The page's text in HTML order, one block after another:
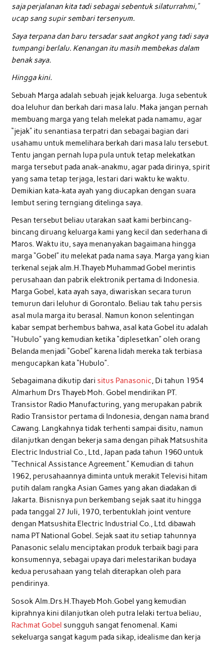
saja perjalanan kita tadi sebagai sebentuk silaturrahmi,”
ucap sang supir sembari tersenyum.
Saya terpana dan baru tersadar saat angkot yang tadi saya
tumpangi berlalu. Kenangan itu masih membekas dalam
benak saya.
Hingga kini.
Sebuah Marga adalah sebuah jejak keluarga. Juga sebentuk
doa leluhur dan berkah dari masa lalu. Maka jangan pernah
membuang marga yang telah melekat pada namamu, agar
“jejak” itu senantiasa terpatri dan sebagai bagian dari
usahamu untuk memelihara berkah dari masa lalu tersebut.
Tentu jangan pernah lupa pula untuk tetap melekatkan
marga tersebut pada anak-anakmu, agar pada dirinya, spirit
yang sama tetap terjaga, lestari dari waktu ke waktu.
Demikian kata-kata ayah yang diucapkan dengan suara
lembut sering terngiang ditelinga saya.
Pesan tersebut beliau utarakan saat kami berbincang-
bincang diruang keluarga kami yang kecil dan sederhana di
Maros. Waktu itu, saya menanyakan bagaimana hingga
marga “Gobel” itu melekat pada nama saya. Marga yang kian
terkenal sejak alm.H.Thayeb Muhammad Gobel merintis
perusahaan dan pabrik elektronik pertama di Indonesia.
Marga Gobel, kata ayah saya, diwariskan secara turun
temurun dari leluhur di Gorontalo. Beliau tak tahu persis
asal mula marga itu berasal. Namun konon selentingan
kabar sempat berhembus bahwa, asal kata Gobel itu adalah
“Hubulo” yang kemudian ketika “diplesetkan” oleh orang
Belanda menjadi “Gobel” karena lidah mereka tak terbiasa
mengucapkan kata “Hubulo”.
Sebagaimana dikutip dari situs Panasonic, Di tahun 1954
Almarhum Drs Thayeb Moh. Gobel mendirikan PT.
Transistor Radio Manufacturing, yang merupakan pabrik
Radio Transistor pertama di Indonesia, dengan nama brand
Cawang. Langkahnya tidak terhenti sampai disitu, namun
dilanjutkan dengan bekerja sama dengan pihak Matsushita
Electric Industrial Co., Ltd., Japan pada tahun 1960 untuk
“Technical Assistance Agreement.” Kemudian di tahun
1962, perusahaannya diminta untuk merakit Televisi hitam
putih dalam rangka Asian Games yang akan diadakan di
Jakarta. Bisnisnya pun berkembang sejak saat itu hingga
pada tanggal 27 Juli, 1970, terbentuklah joint venture
dengan Matsushita Electric Industrial Co., Ltd. dibawah
nama PT National Gobel. Sejak saat itu setiap tahunnya
Panasonic selalu menciptakan produk terbaik bagi para
konsumennya, sebagai upaya dari melestarikan budaya
kedua perusahaan yang telah diterapkan oleh para
pendirinya.
Sosok Alm.Drs.H.Thayeb Moh.Gobel yang kemudian
kiprahnya kini dilanjutkan oleh putra lelaki tertua beliau,
Rachmat Gobel sungguh sangat fenomenal. Kami
sekeluarga sangat kagum pada sikap, idealisme dan kerja